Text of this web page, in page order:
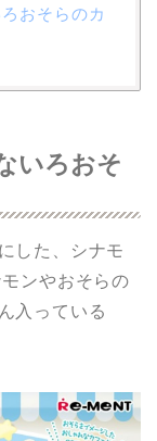
おそらのカ
いろおそ
した、シナモ
ンやおそらの
入っている